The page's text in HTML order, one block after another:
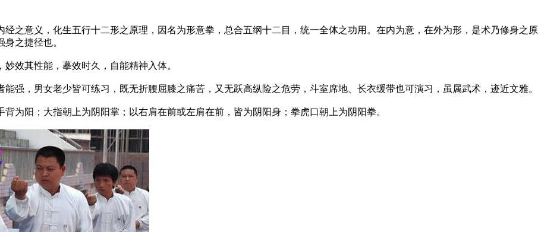
意义，化生五行十二形之原理，因名为形意拳，总合五纲十二目，统一全体之功用。在内为意，在外为形，是术乃修身之原
之捷径也。
效其性能，摹效时久，自能精神入体。
，男女老少皆可练习，既无折腰屈膝之痛苦，又无跃高纵险之危劳，斗室席地、长衣缓带也可演习，虽属武术，迹近文雅。
阳；大指朝上为阴阳掌；以右肩在前或左肩在前，皆为阴阳身；拳虎口朝上为阴阳拳。